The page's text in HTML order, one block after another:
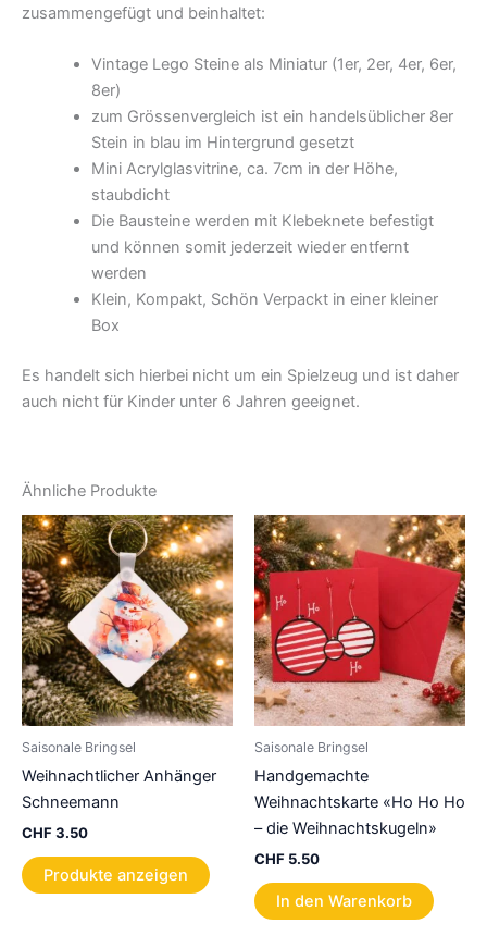
zusammengefügt und beinhaltet:
Vintage Lego Steine als Miniatur (1er, 2er, 4er, 6er,
8er)
zum Grössenvergleich ist ein handelsüblicher 8er
Stein in blau im Hintergrund gesetzt
Mini Acrylglasvitrine, ca. 7cm in der Höhe,
staubdicht
Die Bausteine werden mit Klebeknete befestigt
und können somit jederzeit wieder entfernt
werden
Klein, Kompakt, Schön Verpackt in einer kleiner
Box
Es handelt sich hierbei nicht um ein Spielzeug und ist daher
auch nicht für Kinder unter 6 Jahren geeignet.
Ähnliche Produkte
Saisonale Bringsel
Weihnachtlicher Anhänger
Schneemann
CHF3.50
Produkte anzeigen
Saisonale Bringsel
Handgemachte
Weihnachtskarte «Ho Ho Ho
– die Weihnachtskugeln»
CHF 5.50
In den Warenkorb